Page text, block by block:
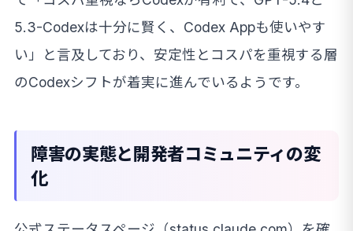
5.3-Codexは十分に賢く、Codex Appも使いやす
い」と言及しており、安定性とコスパを重視する層
のCodexシフトが着実に進んでいるようです。
障害の実態と開発者コミュニティの変
化